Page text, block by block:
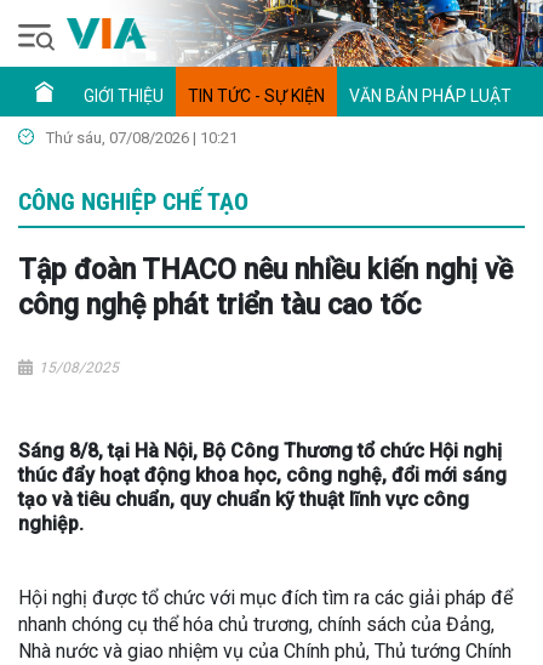
GIỚI THIỆU TIN TỨC - SỰ KIỆN VĂN BẢN PHÁP LUẬT
Thứ sáu, 07/08/2026 | 10:21
CÔNG NGHIỆP CHẾ TẠO
Tập đoàn THACO nêu nhiều kiến nghị về
công nghệ phát triển tàu cao tốc
15/08/2025
Sáng 8/8, tại Hà Nội, Bộ Công Thương tổ chức Hội nghị
thúc đẩy hoạt động khoa học, công nghệ, đổi mới sáng
tạo và tiêu chuẩn, quy chuẩn kỹ thuật lĩnh vực công
nghiệp.
Hội nghị được tổ chức với mục đích tìm ra các giải pháp để
nhanh chóng cụ thể hóa chủ trương, chính sách của Đảng,
Nhà nước và giao nhiệm vụ của Chính phủ, Thủ tướng Chính